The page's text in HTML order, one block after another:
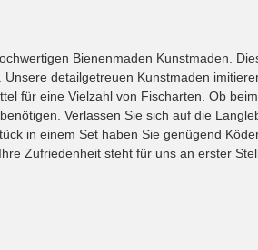
Bienenmaden Kunstmaden.
detailgetreuen Kunstmaden
für eine Vielzahl von Fischarten. Ob
Verlassen Sie sich auf die
in einem Set haben Sie genügend
Zufriedenheit steht für uns an erster